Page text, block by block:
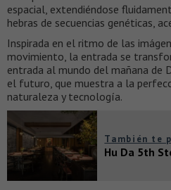
espacial, extendiéndose
hebras de secuencias genéticas,
Inspirada en el ritmo de las
movimiento, la entrada se
entrada al mundo del mañana de
el futuro, que muestra a la
naturaleza y tecnología.
También te
Hu Da 5th